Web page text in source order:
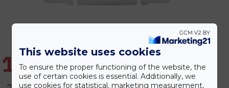
1.845 Ft
This website uses cookies
To ensure the proper functioning of the website, the
use of certain cookies is essential. Additionally, we
use cookies for statistical, marketing measurement,